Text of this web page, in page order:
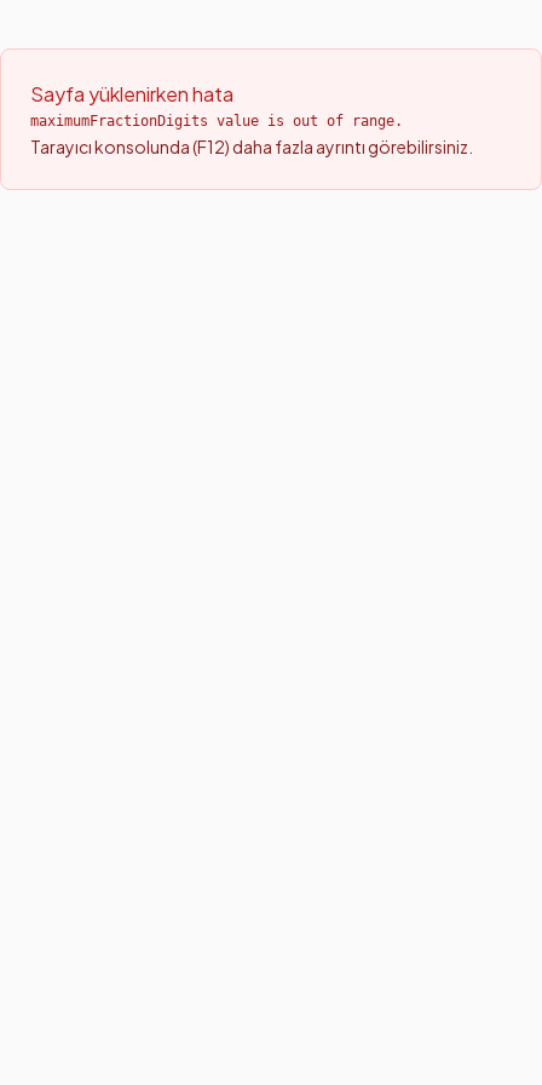
Sayfa yüklenirken hata
maximumFractionDigits value is out of range.
Tarayıcı konsolunda (F12) daha fazla ayrıntı görebilirsiniz.